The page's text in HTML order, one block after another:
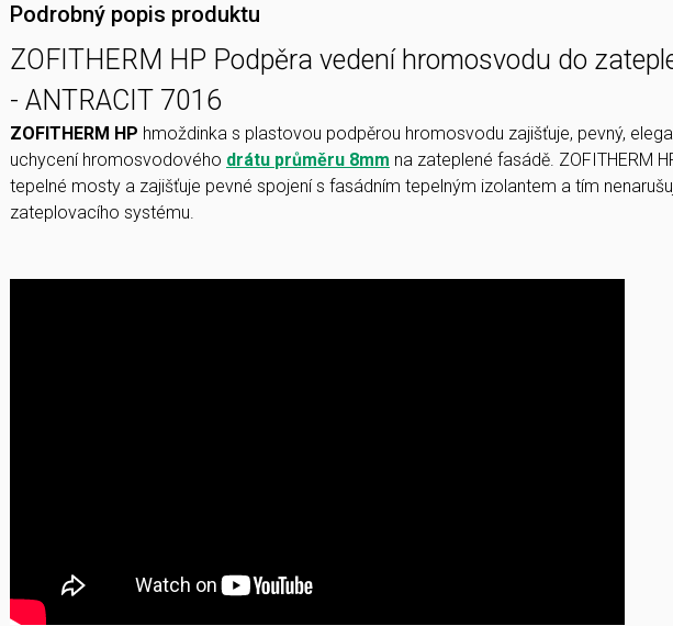
Podrobný popis produktu
ZOFITHERM HP Podpěra vedení hromosvodu do
- ANTRACIT 7016
ZOFITHERM HP hmoždinka s plastovou podpěrou hromosvodu zajišťuje, pevný,
uchycení hromosvodového drátu průměru 8mm na zateplené fasádě. ZOFITHERM
tepelné mosty a zajišťuje pevné spojení s fasádním tepelným izolantem a tím
zateplovacího systému.